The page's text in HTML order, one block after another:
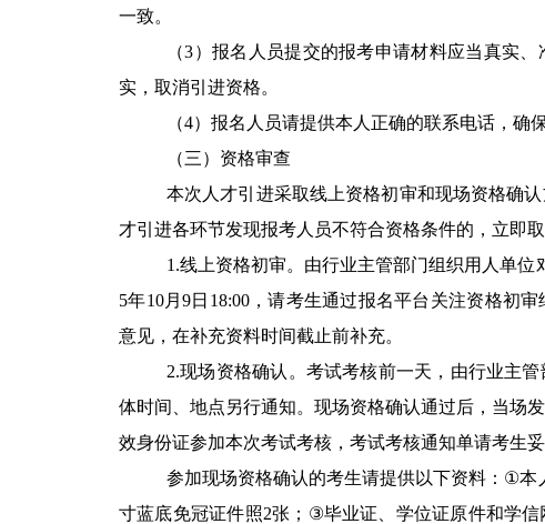
一致。
（3）报名人员提交的报考申请材料应当真实
实，取消引进资格。
（4）报名人员请提供本人正确的联系电话，确
（三）资格审查
本次人才引进采取线上资格初审和现场资格确
才引进各环节发现报考人员不符合资格条件的，立即取
1.线上资格初审。由行业主管部门组织用人单
5年10月9日 18:00，请考生通过报名平台关注资格初
意见，在补充资料时间截止前补充。
2.现场资格确认。考试考核前一天，由行业主
体时间、地点另行通知。现场资格确认通过后，当场
效身份证参加本次考试考核，考试考核通知单请考生
参加现场资格确认的考生请提供以下资料： ①本
寸蓝底免冠证件照2张； ③毕业证、学位证原件和学信